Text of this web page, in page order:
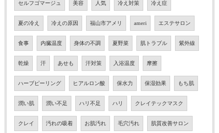
セルフゴマージュ 美容 人気 冷え対策 冷え症
夏の冷え 冷えの原因 福山市アメリ ameri エステサロン
食事 内臓温度 身体の不調 夏野菜 肌トラブル 紫外線
乾燥 汗 あせも 汗対策 入浴温度 摩擦
ハーブピーリング ヒアルロン酸 保水力 保湿効果 もち肌
潤い肌 潤い不足 ハリ不足 ハリ クレイテックマスク
クレイ 汚れの吸着 お肌汚れ 毛穴汚れ 肌質改善サロン